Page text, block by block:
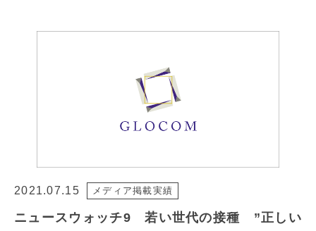
2021.07.15 メディア掲載実績
ニュースウォッチ9 若い世代の接種 ”正しい